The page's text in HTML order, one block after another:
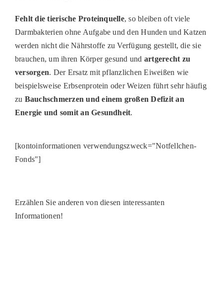
Fehlt die tierische Proteinquelle, so bleiben oft viele
Darmbakterien ohne Aufgabe und den Hunden und Katzen
werden nicht die Nährstoffe zu Verfügung gestellt, die sie
brauchen, umihren Körpergesund und artgerecht zu
versorgen. Der Ersatz mit pflanzlichen Eiweißen wie
beispielsweise Erbsenprotein oder Weizen führt sehr häufig
zu Bauchschmerzen und einem großen Defizit an
Energie und somit an Gesundheit.
[kontoinformationen verwendungszweck="Notfellchen-
Fonds"]
Erzählen Sie anderen von diesen interessanten
Informationen!